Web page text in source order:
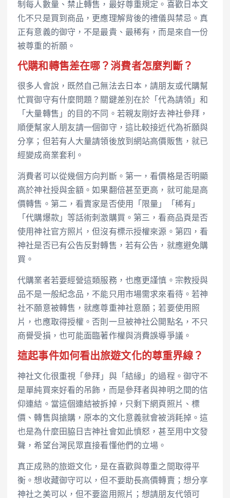
制每人數量、禁止轉售，最好尊重規定。喜歡日本文
化不只是買到商品，更應理解背後的禮儀與禁忌。真
正有意義的御守，不是最貴、最稀有，而是來自一份
被尊重的祈願。
代購和轉售差在哪？消費者怎麼判斷？
很多人會說，既然自己無法去日本，請朋友或代購幫
忙買御守有什麼問題？關鍵差別在於「代為請領」和
「大量轉售」的目的不同。若親友剛好去神社參拜，
順便幫家人朋友請一個御守，這比較接近代為祈願與
分享；但若有人大量請領後放到網站高價販售，就已
經變成商業套利。
消費者可以從幾個方向判斷。第一，看價格是否明顯
高於神社授與金額。如果翻倍甚至更高，就可能是高
價轉售。第二，看賣家是否使用「限量」「稀有」
「代購爆款」等話術刺激購買。第三，看商品頁是否
使用神社官方照片，但沒有標示授權來源。第四，看
神社是否已有公告反對轉售，若有公告，就應避免購
買。
代購業者若要經營這類服務，也應更謹慎。宗教授與
品不是一般紀念品，不能只用市場需求來看待。若神
社不願意被轉售，就應尊重神社意願；若要使用照
片，也應取得授權。否則一旦被神社公開點名，不只
商譽受損，也可能面臨著作權與消費誤導爭議。
這起事件如何看出旅遊文化的尊重界線？
神社文化很重視「參拜」與「結緣」的過程。御守不
是單純買來好看的吊飾，而是參拜者與神明之間的信
仰連結。當這個連結被拆掉，只剩下網頁照片、標
價、轉售與搶購，原本的文化意義就會被消耗掉。這
也是為什麼田脇日吉神社會如此憤怒，甚至用中文發
聲，希望台灣民眾直接看懂他們的立場。
真正成熟的旅遊文化，是在喜歡與尊重之間取得平
衡。想收藏御守可以，但不要助長高價轉賣；想分享
神社之美可以，但不要盜用照片；想請朋友代領可